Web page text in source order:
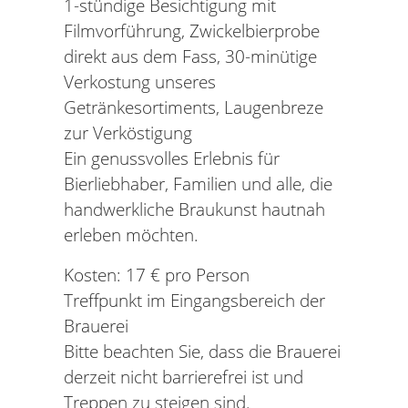
1-stündige Besichtigung mit
Filmvorführung, Zwickelbierprobe
direkt aus dem Fass, 30-minütige
Verkostung unseres
Getränkesortiments, Laugenbreze
zur Verköstigung
Ein genussvolles Erlebnis für
Bierliebhaber, Familien und alle, die
handwerkliche Braukunst hautnah
erleben möchten.
Kosten: 17 € pro Person
Treffpunkt im Eingangsbereich der
Brauerei
Bitte beachten Sie, dass die Brauerei
derzeit nicht barrierefrei ist und
Treppen zu steigen sind.